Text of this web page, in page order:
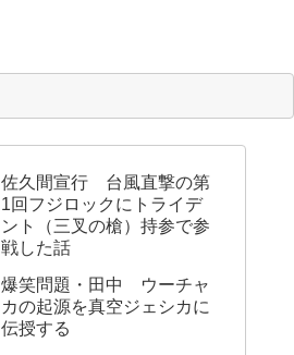
佐久間宣行 台風直撃の第
1回フジロックにトライデ
ント（三叉の槍）持参で参
戦した話
爆笑問題・田中 ウーチャ
カの起源を真空ジェシカに
伝授する